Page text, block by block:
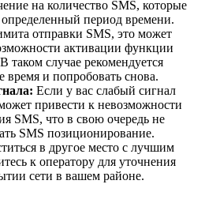
на количество SMS, которые
период времени.
отправки SMS, это может
активации функции
таком случае рекомендуется
время и попробовать снова.
Если у вас слабый сигнал
привести к невозможности
SMS, что в свою очередь не
SMS позиционирование.
в другое место с лучшим
к оператору для уточнения
сети в вашем районе.